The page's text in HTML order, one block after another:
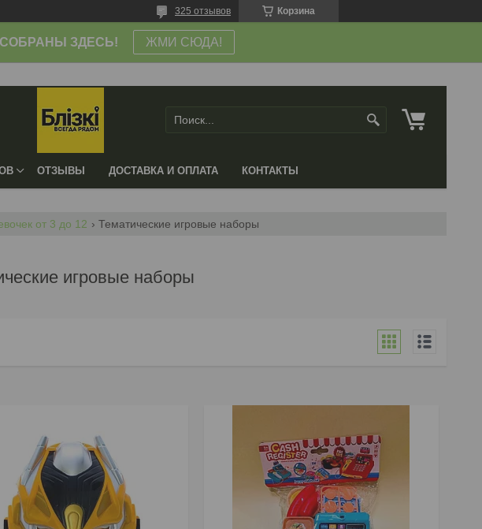
Корзина
325 отзывов
ЗДЕСЬ! ЖМИ СЮДА!
ОТЗЫВЫ ДОСТАВКА И ОПЛАТА КОНТАКТЫ
от 3 до 12 Тематические игровые наборы
игровые наборы